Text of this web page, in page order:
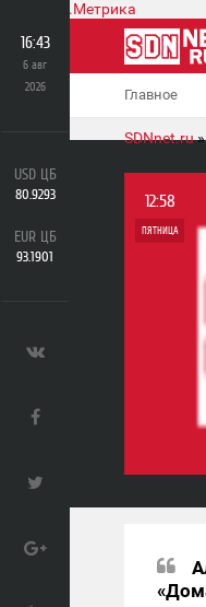
Главное
16:43
6 авг
2026
USD ЦБ
80.9293
EUR ЦБ
93.1901
SDNnet.ru
12:58
ПЯТНИЦА